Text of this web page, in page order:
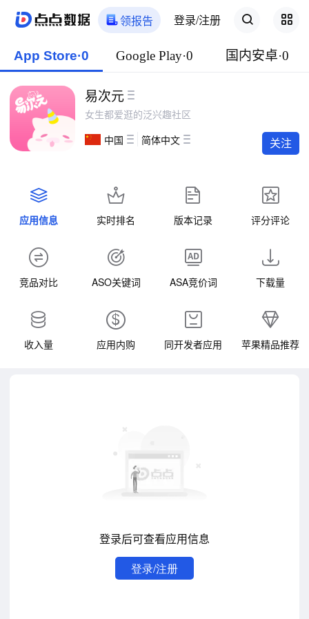
领报告 登录/注册
App Store·0 Google Play·0 国内安卓·0
易次元
女生都爱逛的泛兴趣社区
中国 简体中文 关注
应用信息 实时排名 版本记录 评分评论
竞品对比 ASO关键词 ASA竞价词 下载量
收入量 应用内购 同开发者应用 苹果精品推荐
登录后可查看应用信息
登录/注册